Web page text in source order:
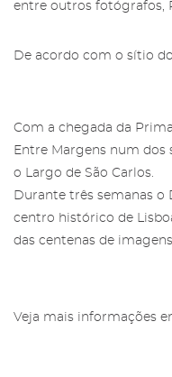
entre outros fotógrafos,
De acordo com o sítio
Com a chegada da
Entre Margens num dos
o Largo de São Carlos.
Durante três semanas o
centro histórico de
das centenas de
Veja mais informações
Área
Salgadeiras
Mais informação
Subscreva a
das